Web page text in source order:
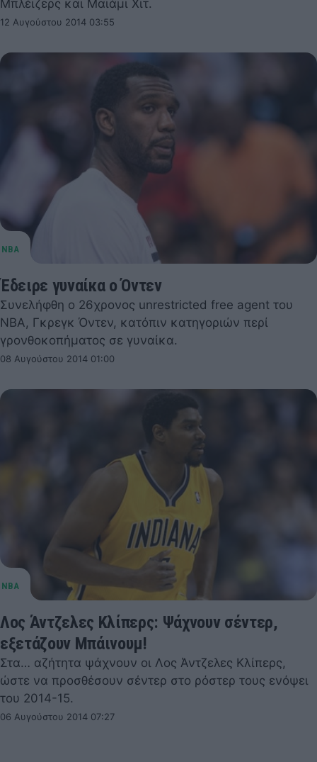
Μπλέιζερς και Μαϊάμι Χιτ.
12 Αυγούστου 2014 03:55
Έδειρε γυναίκα ο Όντεν
Συνελήφθη ο 26χρονος unrestricted free agent του
NBA, Γκρεγκ Όντεν, κατόπιν κατηγοριών περί
γρονθοκοπήματος σε γυναίκα.
08 Αυγούστου 2014 01:00
Λος Άντζελες Κλίπερς: Ψάχνουν σέντερ,
εξετάζουν Μπάινουμ!
Στα… αζήτητα ψάχνουν οι Λος Άντζελες Κλίπερς,
ώστε να προσθέσουν σέντερ στο ρόστερ τους ενόψει
του 2014-15.
06 Αυγούστου 2014 07:27